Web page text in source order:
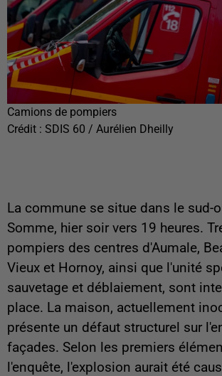
Camions de pompiers
Crédit : SDIS 60 / Aurélien Dheilly
La commune se situe dans le sud-
Somme, hier soir vers 19 heures.
pompiers des centres d'Aumale,
Vieux et Hornoy, ainsi que l'unité
sauvetage et déblaiement, sont
place. La maison, actuellement
présente un défaut structurel sur
façades. Selon les premiers
l'enquête, l'explosion aurait été